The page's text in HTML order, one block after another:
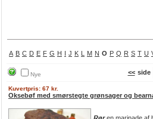
A B C D E F G H I J K L M N O P Q R S T U
Nye << side
Kuvertpris: 67 kr.
Oksebøf med smørstegte grønsager og